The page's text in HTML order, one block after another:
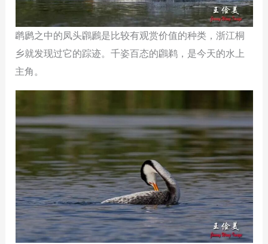
䴙䴘之中的凤头鸊鷉是比较有观赏价值的种类，浙江桐
乡就发现过它的踪迹。千姿百态的鸊鹈，是今天的水上
主角。